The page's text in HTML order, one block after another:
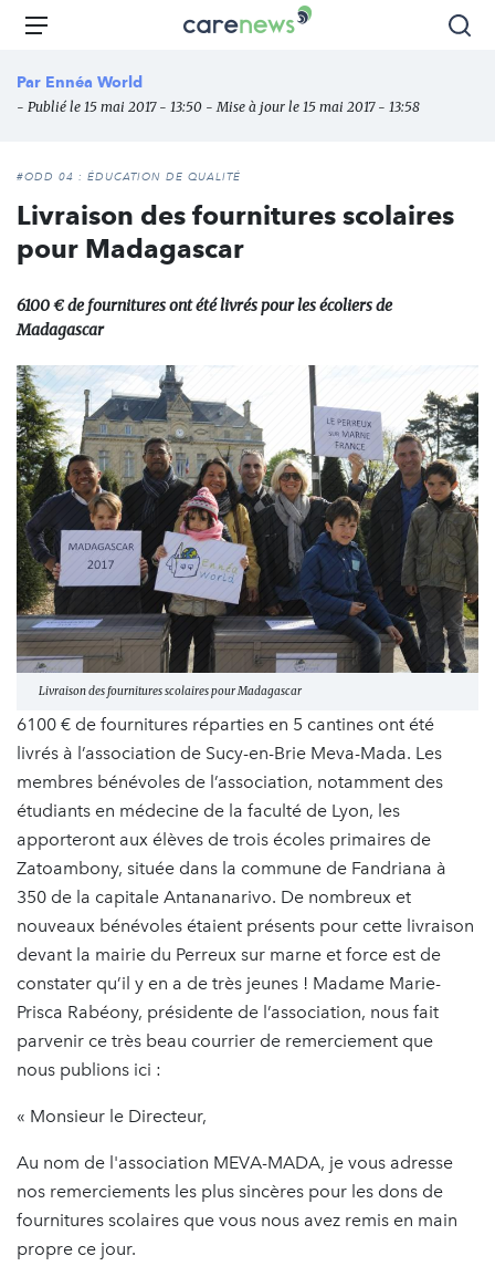
Aller
principal
Carenews,
des
l'engagement
Menu
Par Ennéa World
- Publié le 15 mai 2017 - 13:50 - Mise à jour le 15 mai 2017 - 13:58
#ODD 04 : ÉDUCATION DE QUALITÉ
Livraison des fournitures scolaires
pour Madagascar
6100 € de fournitures ont été livrés pour les écoliers de
Madagascar
Livraison des fournitures scolaires pour Madagascar
6100 € de fournitures réparties en 5 cantines ont été
livrés à l’association de Sucy-en-Brie Meva-Mada. Les
membres bénévoles de l’association, notamment des
étudiants en médecine de la faculté de Lyon, les
apporteront aux élèves de trois écoles primaires de
Zatoambony, située dans la commune de Fandriana à
350 de la capitale Antananarivo. De nombreux et
nouveaux bénévoles étaient présents pour cette livraison
devant la mairie du Perreux sur marne et force est de
constater qu’il y en a de très jeunes ! Madame Marie-
Prisca Rabéony, présidente de l’association, nous fait
parvenir ce très beau courrier de remerciement que
nous publions ici :
« Monsieur le Directeur,
Au nom de l'association MEVA-MADA, je vous adresse
nos remerciements les plus sincères pour les dons de
fournitures scolaires que vous nous avez remis en main
propre ce jour.